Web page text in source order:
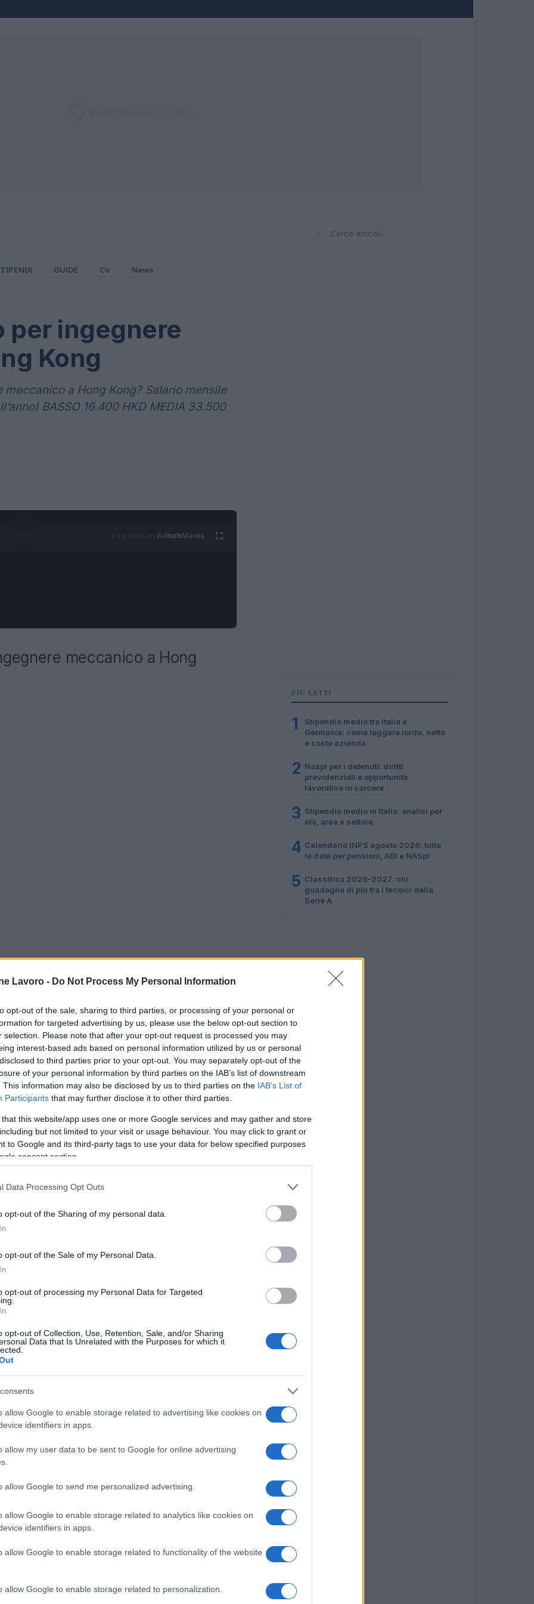
Lavoro - Do Not Process My Personal Information
opt-out of the sale, sharing to third parties, or processing of your personal or
for targeted advertising by us, please use the below opt-out section to
selection. Please note that after your opt-out request is processed you may
interest-based ads based on personal information utilized by us or personal
to third parties prior to your opt-out. You may separately opt-out of the
of your personal information by third parties on the IAB’s list of downstream
This information may also be disclosed by us to third parties on the IAB’s List of
Participants that may further disclose it to other third parties.
that this website/app uses one or more Google services and may gather and store
but not limited to your visit or usage behaviour. You may click to grant or
to Google and its third-party tags to use your data for below specified purposes
consent section.
Data Processing Opt Outs
opt-out of the Sharing of my personal data.
opt-out of the Sale of my Personal Data.
opt-out of processing my Personal Data for Targeted
opt-out of Collection, Use, Retention, Sale, and/or Sharing
Data that Is Unrelated with the Purposes for which it
allow Google to enable storage related to advertising like cookies on
identifiers in apps.
allow my user data to be sent to Google for online advertising
allow Google to send me personalized advertising.
allow Google to enable storage related to analytics like cookies on
identifiers in apps.
allow Google to enable storage related to functionality of the website
allow Google to enable storage related to personalization.
⌕Cerca
GUIDE Cv News
per ingegnere
Kong
a Hong Kong? Salario mensile
BASSO 16.400 HKD MEDIA 33.500
AdhubMedia
meccanico a Hong
stipendi vanno da16.400 HKD(il più basso) a
include alloggio, trasporti e altri benefici. Gli
drasticamente in base all’esperienza, alle
troverai una ripartizione dettagliata
PIÙ LETTI
1
Stipendio medio tra Italia e
Germania: come leggere lordo, netto
e costo azienda
2 Naspi per i detenuti: diritti
previdenziali e opportunità
lavorative in carcere
3 Stipendio medio in Italia: analisi per
età, area e settore
4 Calendario INPS agosto 2026: tutte
le date per pensioni, ADI e NASpI
5 Classifica 2026-2027: chi
guadagna di più tra i tecnici della
Serie A